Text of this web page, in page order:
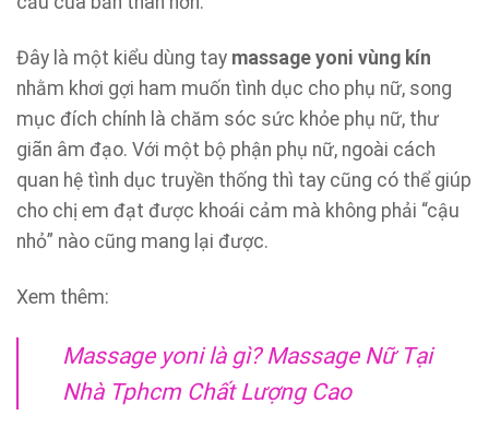
Đây là một kiểu dùng tay massage yoni vùng kín
nhằm khơi gợi ham muốn tình dục cho phụ nữ, song
mục đích chính là chăm sóc sức khỏe phụ nữ, thư
giãn âm đạo. Với một bộ phận phụ nữ, ngoài cách
quan hệ tình dục truyền thống thì tay cũng có thể giúp
cho chị em đạt được khoái cảm mà không phải “cậu
nhỏ” nào cũng mang lại được.
Xem thêm:
Massage yoni là gì? Massage Nữ Tại
Nhà Tphcm Chất Lượng Cao